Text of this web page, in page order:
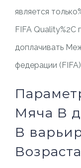
является
FIFA
доплачивать
федерации
Мяча В
В
Возраста